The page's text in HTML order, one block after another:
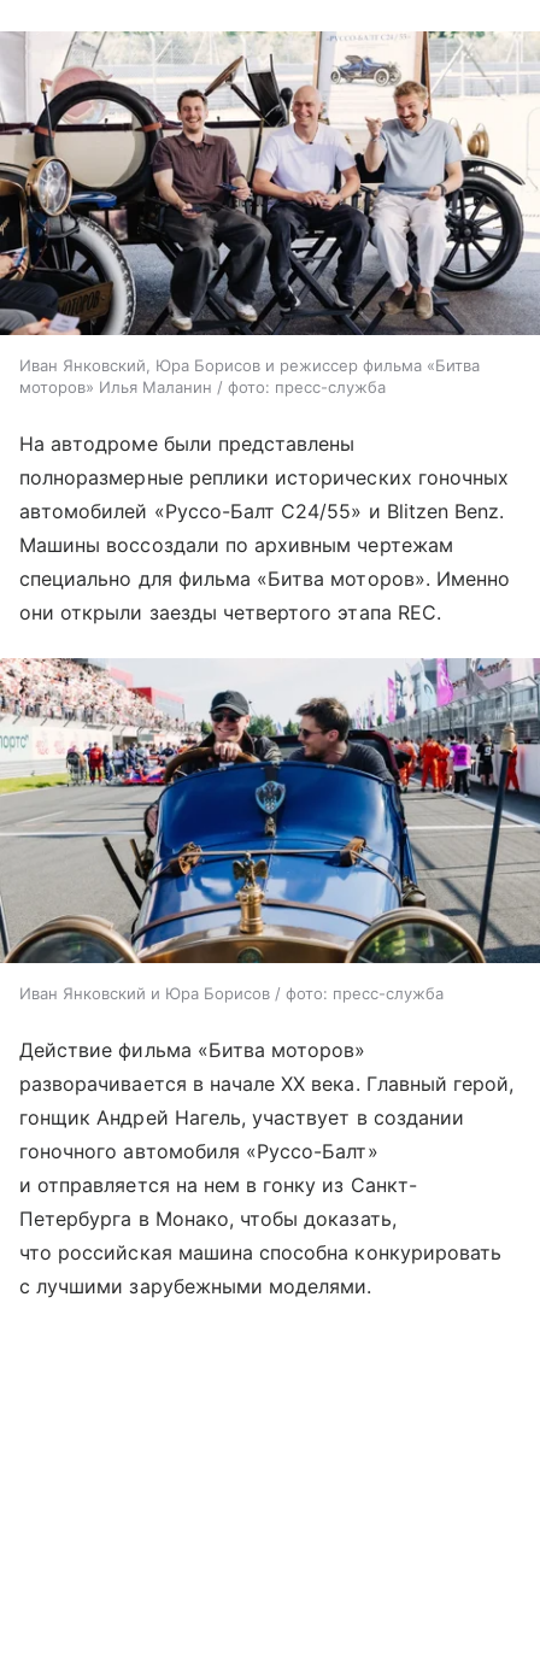
Иван Янковский, Юра Борисов и режиссер фильма «Битва
моторов» Илья Маланин / фото: пресс-служба
На автодроме были представлены
полноразмерные реплики исторических гоночных
автомобилей «Руссо-Балт С24/55» и Blitzen Benz.
Машины воссоздали по архивным чертежам
специально для фильма «Битва моторов». Именно
они открыли заезды четвертого этапа REC.
Иван Янковский и Юра Борисов / фото: пресс-служба
Действие фильма «Битва моторов»
разворачивается в начале XX века. Главный герой,
гонщик Андрей Нагель, участвует в создании
гоночного автомобиля «Руссо-Балт»
и отправляется на нем в гонку из Санкт-
Петербурга в Монако, чтобы доказать,
что российская машина способна конкурировать
с лучшими зарубежными моделями.